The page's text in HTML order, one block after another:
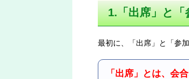
1.「出席」と
最初に、「出席」と「参
「出席」とは、会